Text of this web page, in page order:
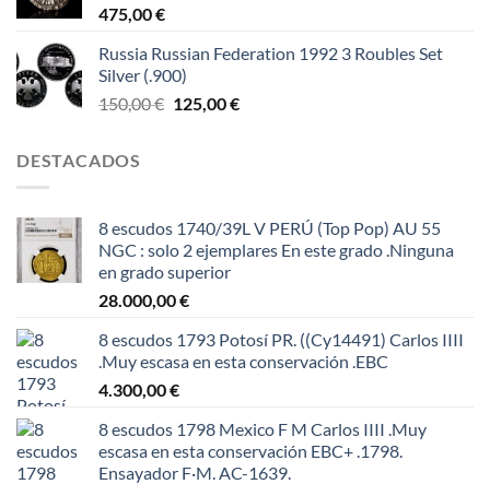
475,00€
Russia Russian Federation 1992 3 Roubles Set
Silver (.900)
150,00€ El
125,00€El
DESTACADOS
8 escudos 1740/39L V PERÚ (Top Pop) AU 55
NGC : solo 2 ejemplares En este grado .Ninguna
en grado superior
28.000,00€
8 escudos 1793 Potosí PR. ((Cy14491) Carlos IIII
.Muy escasa en esta conservación .EBC
4.300,00€
8 escudos 1798 Mexico F M Carlos IIII .Muy
escasa en esta conservación EBC+ .1798.
Ensayador F·M. AC-1639.